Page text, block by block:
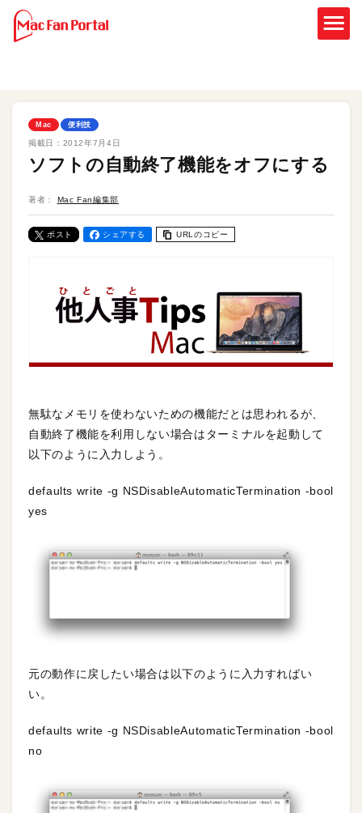
Mac 便利技
掲載日： 2012年7月4日
ソフトの自動終了機能をオフにする
著者： Mac Fan編集部
ポスト シェアする URLのコピー
無駄なメモリを使わないための機能だとは思われるが、
自動終了機能を利用しない場合はターミナルを起動して
以下のように入力しよう。
defaults write -g NSDisableAutomaticTermination -bool
yes
元の動作に戻したい場合は以下のように入力すればい
い。
defaults write -g NSDisableAutomaticTermination -bool
no